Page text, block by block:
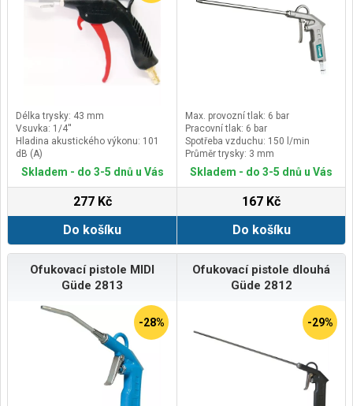
Délka trysky: 43 mm
Vsuvka: 1/4''
Hladina akustického výkonu: 101
dB (A)
Spotřeba vzduchu: 467 l/min
Skladem - do 3-5 dnů u Vás
277 Kč
Do košíku
Max. provozní tlak: 6 bar
Pracovní tlak: 6 bar
Spotřeba vzduchu: 150 l/min
Průměr trysky: 3 mm
Skladem - do 3-5 dnů u Vás
167 Kč
Do košíku
Ofukovací pistole MIDI
Güde 2813
-28%
Ofukovací pistole dlouhá
Güde 2812
-29%